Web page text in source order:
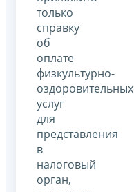
только
справку
об
оплате
физкультурно-
оздоровительных
услуг
для
представления
в
налоговый
орган,